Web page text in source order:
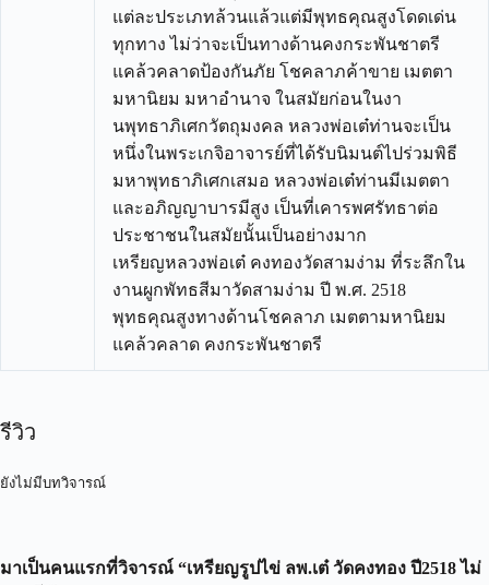
แต่ละประเภทล้วนแล้วแต่มีพุทธคุณสูงโดดเด่น
ทุกทาง ไม่ว่าจะเป็นทางด้านคงกระพันชาตรี
แคล้วคลาดป้องกันภัย โชคลาภค้าขาย เมตตา
มหานิยม มหาอำนาจ ในสมัยก่อนในงา
นพุทธาภิเศกวัตถุมงคล หลวงพ่อเต๋ท่านจะเป็น
หนึ่งในพระเกจิอาจารย์ที่ได้รับนิมนต์ไปร่วมพิธี
มหาพุทธาภิเศกเสมอ หลวงพ่อเต๋ท่านมีเมตตา
และอภิญญาบารมีสูง เป็นที่เคารพศรัทธาต่อ
ประชาชนในสมัยนั้นเป็นอย่างมาก
เหรียญหลวงพ่อเต๋ คงทองวัดสามง่าม ที่ระลึกใน
งานผูกพัทธสีมาวัดสามง่าม ปี พ.ศ. 2518
พุทธคุณสูงทางด้านโชคลาภ เมตตามหานิยม
แคล้วคลาด คงกระพันชาตรี
รีวิว
ยังไม่มีบทวิจารณ์
มาเป็นคนแรกที่วิจารณ์ “เหรียญรูปไข่ ลพ.เต๋ วัดคงทอง ปี2518 ไม่